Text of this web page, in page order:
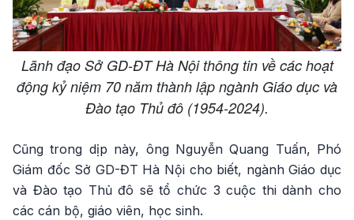
Lãnh đạo Sở GD-ĐT Hà Nội thông tin về các hoạt
động kỷ niệm 70 năm thành lập ngành Giáo dục và
Đào tạo Thủ đô (1954-2024).
Cũng trong dịp này, ông Nguyễn Quang Tuấn, Phó
Giám đốc Sở GD-ĐT Hà Nội cho biết, ngành Giáo dục
và Đào tạo Thủ đô sẽ tổ chức 3 cuộc thi dành cho
các cán bộ, giáo viên, học sinh.